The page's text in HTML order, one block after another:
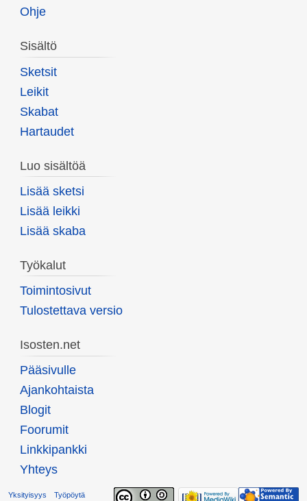
Ohje
Sisältö
Sketsit
Leikit
Skabat
Hartaudet
Luo sisältöä
Lisää sketsi
Lisää leikki
Lisää skaba
Työkalut
Toimintosivut
Tulostettava versio
Isosten.net
Pääsivulle
Ajankohtaista
Blogit
Foorumit
Linkkipankki
Yhteys
Yksityisyys Työpöytä